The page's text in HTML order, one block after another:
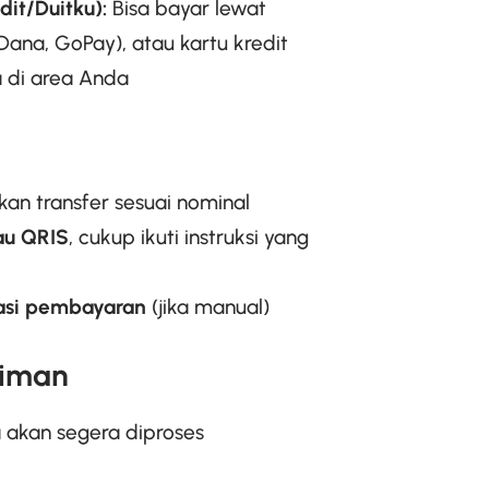
Duitku): Bisa bayar lewat
GoPay), atau kartu kredit
di area Anda
transfer sesuai nominal
QRIS, cukup ikuti instruksi yang
pembayaran (jika manual)
segera diproses